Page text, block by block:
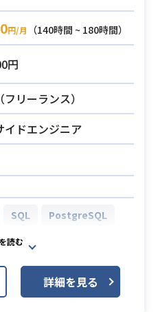
ンドの開発実務経験4年以
Railsの開発経験3年以上
ズの経験3年以上
発経験
用経験
チャについての知見
に学び、行動に移せる
少人数での運営を行って
、今後は活動拡大を計
、
つつも社内のチーム体
り作っていきたいと考え
。
させるという社内方針の
業の方向性を理解した
イドとして最適解を考え
ことのできる、
ンス感覚の優れた方に、
きたいと思っておりま
チベーションを向上さ
体の能力の向上に貢献
うマインドをお持ちの
向上を目的とした
ム構成への推進および
行っていただきます。
準構成設計に必要とな
。
善の推進（未然検知、ロ
検知等の環境整備）
準の作成と展開推進
レビュー
高可用性や高信頼性のDB
の改善提案
おけるセキュリティを考
へのシステム運用改善
害のポストモーテムの実
円/月
（140時間 ~ 180時間）
円
リーランス）
イドエンジニア
SQL
PostgreSQL
(Amazon RDS)
AWS S3
詳細を見る